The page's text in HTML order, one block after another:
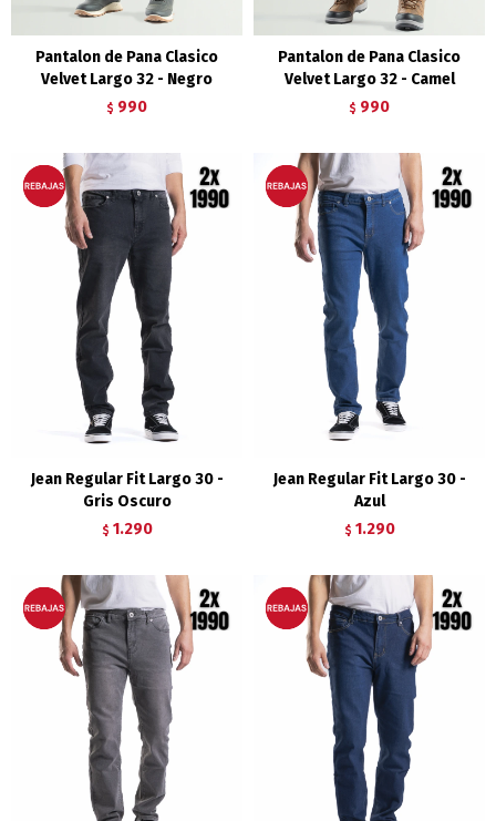
Pantalon de Pana Clasico
Velvet Largo 32 - Negro
$ 990
Pantalon de Pana Clasico
Velvet Largo 32 - Camel
$ 990
Jean Regular Fit Largo 30 -
Gris Oscuro
$ 1.290
Jean Regular Fit Largo 30 -
Azul
$ 1.290